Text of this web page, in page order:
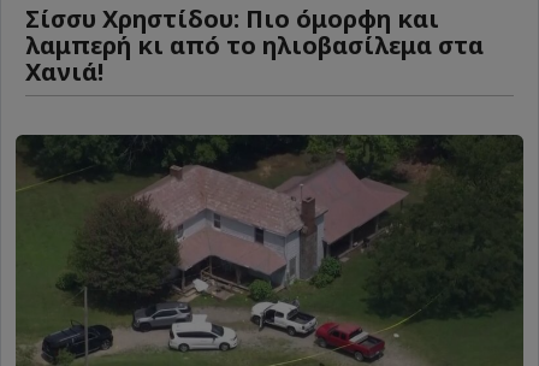
Σίσσυ Χρηστίδου: Πιο όμορφη και
λαμπερή κι από το ηλιοβασίλεμα στα
Χανιά!